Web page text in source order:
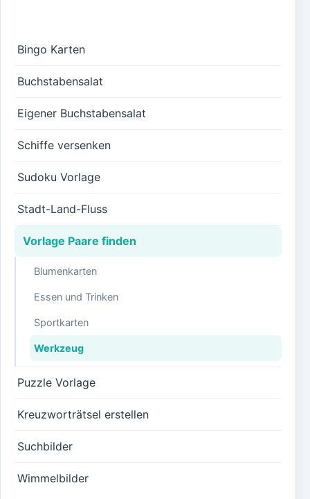
Bingo Karten
Buchstabensalat
Eigener Buchstabensalat
Schiffe versenken
Sudoku Vorlage
Stadt-Land-Fluss
Vorlage Paare finden
Blumenkarten
Essen und Trinken
Sportkarten
Werkzeug
Puzzle Vorlage
Kreuzworträtsel erstellen
Suchbilder
Wimmelbilder